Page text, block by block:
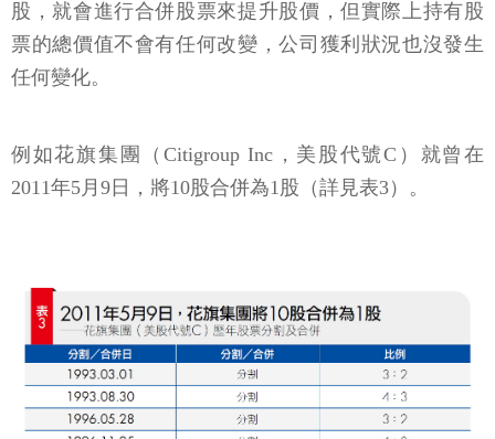
股，就會進行合併股票來提升股價，但實際上持有股
票的總價值不會有任何改變，公司獲利狀況也沒發生
任何變化。
例如花旗集團（Citigroup Inc，美股代號C）就曾在
2011年5月9日，將10股合併為1股（詳見表3）。